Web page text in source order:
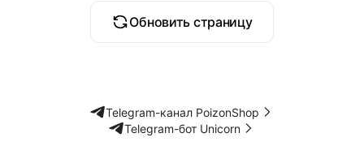
Обновить страницу
Telegram-канал PoizonShop
Telegram-бот Unicorn